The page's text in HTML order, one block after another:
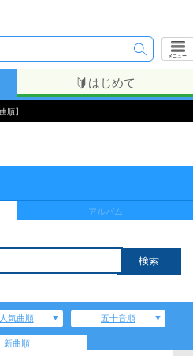
メニュー
はじめて
順】
アルバム
人気曲順 五十音順
新曲順